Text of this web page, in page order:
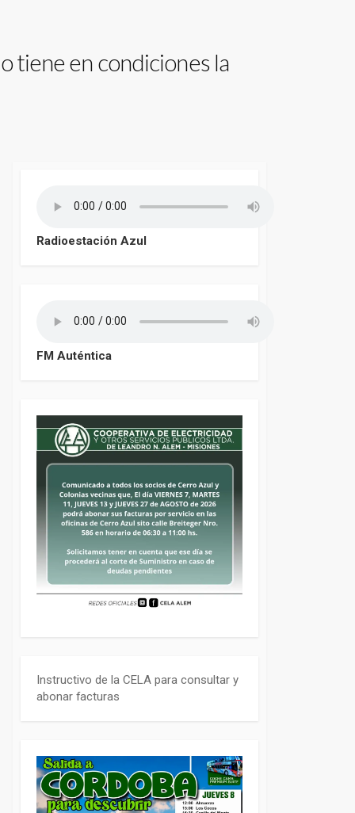
tiene en condiciones la
Radioestación Azul
FM Auténtica
Instructivo de la CELA para consultar y
abonar facturas